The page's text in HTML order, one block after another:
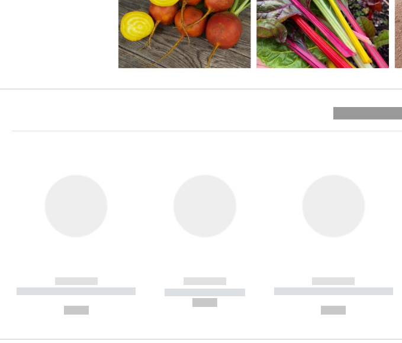
------------
----------- ----------- ----------
------------
----------- -----------
------------
----------- ----------- ----------